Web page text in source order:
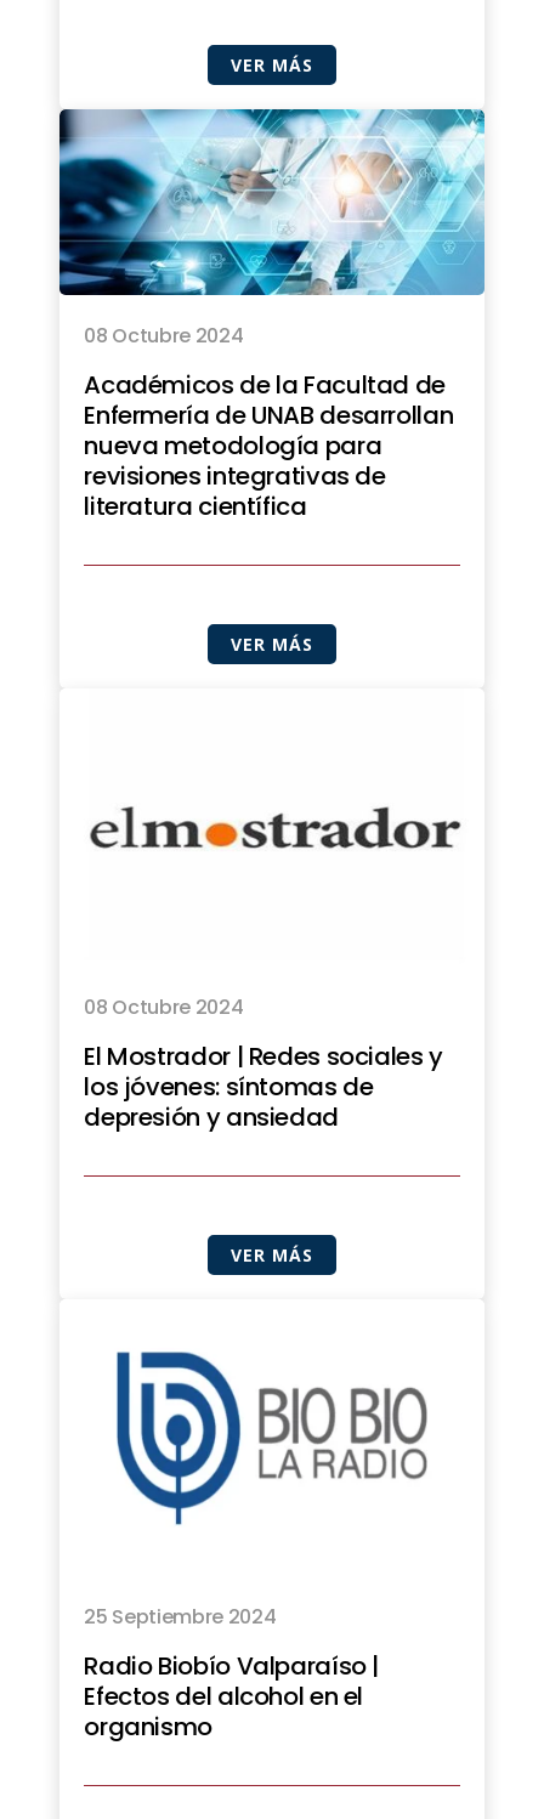
VER MÁS
08 Octubre 2024
Académicos de la Facultad de
Enfermería de UNAB desarrollan
nueva metodología para
revisiones integrativas de
literatura científica
VER MÁS
08 Octubre 2024
El Mostrador | Redes sociales y
los jóvenes: síntomas de
depresión y ansiedad
VER MÁS
25 Septiembre 2024
Radio Biobío Valparaíso |
Efectos del alcohol en el
organismo